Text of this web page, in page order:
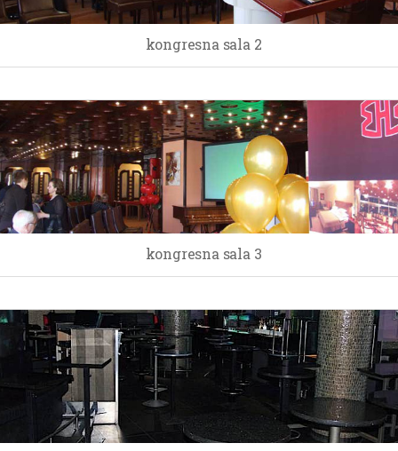
kongresna sala 2
kongresna sala 3